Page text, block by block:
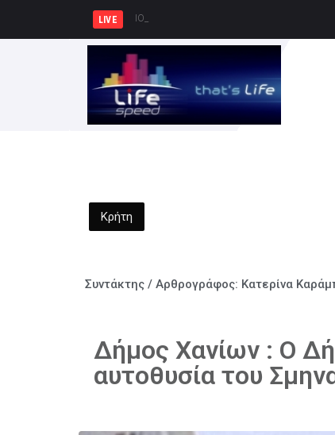
LIVE ΙΟΥΛΙΟΣ ΒΕΡΝ 200: Η Συναρπαστικ
Κρήτη
Συντάκτης / Αρθρογράφος: Κατερίνα
Δήμος Χανίων : Ο
αυτοθυσία του